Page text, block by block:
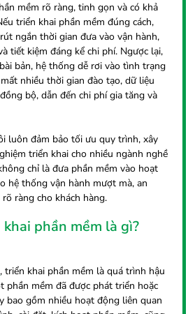
mềm rõ ràng, tinh gọn và có khả
triển khai phần mềm đúng cách,
ngắn thời gian đưa vào vận hành,
tiết kiệm đáng kể chi phí. Ngược lại,
bản, hệ thống dễ rơi vào tình trạng
nhiều thời gian đào tạo, dữ liệu
bộ, dẫn đến chi phí gia tăng và
luôn đảm bảo tối ưu quy trình, xây
triển khai cho nhiều ngành nghề
chỉ là đưa phần mềm vào hoạt
hệ thống vận hành mượt mà, an
ràng cho khách hàng.
phần mềm là gì?
, triển khai phần mềm là quá trình hậu
phần mềm đã được phát triển hoặc
bao gồm nhiều hoạt động liên quan